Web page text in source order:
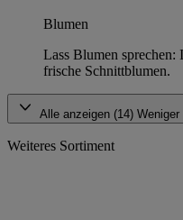
Blumen
Lass Blumen sprechen:
frische Schnittblumen.
Alle anzeigen (14) Weniger
Weiteres Sortiment